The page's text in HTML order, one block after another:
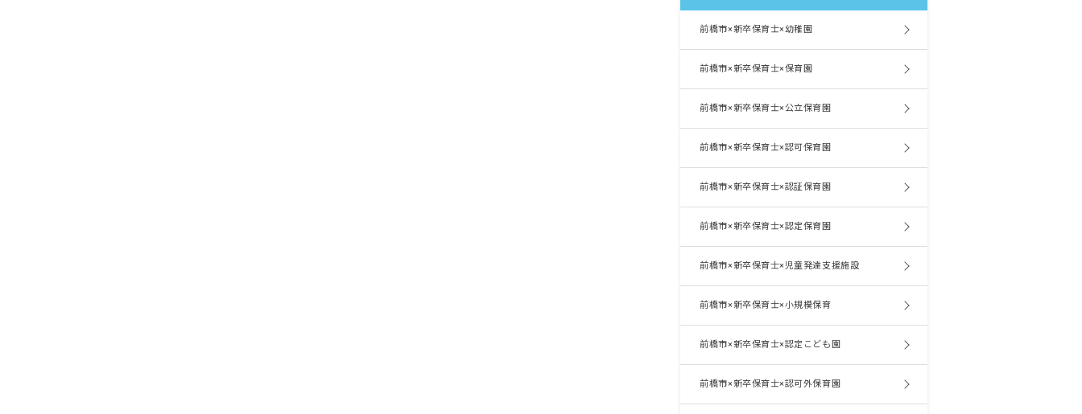
前橋市×新卒保育士×幼稚園
前橋市×新卒保育士×保育園
前橋市×新卒保育士×公立保育園
前橋市×新卒保育士×認可保育園
前橋市×新卒保育士×認証保育園
前橋市×新卒保育士×認定保育園
前橋市×新卒保育士×児童発達支援施設
前橋市×新卒保育士×小規模保育
前橋市×新卒保育士×認定こども園
前橋市×新卒保育士×認可外保育園